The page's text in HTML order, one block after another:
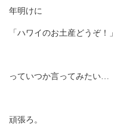
年明けに
「ハワイのお土産どうぞ！」
っていつか言ってみたい…
頑張ろ。